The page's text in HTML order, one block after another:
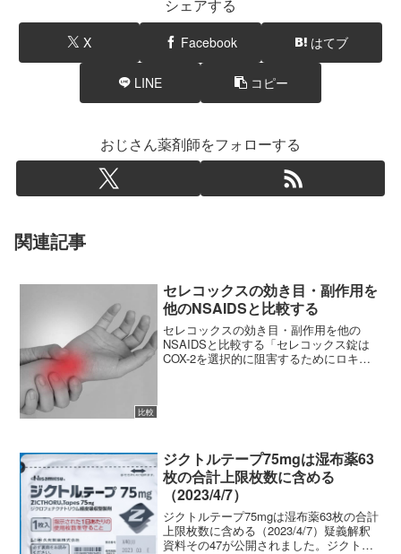
シェアする
X Facebook はてブ
LINE コピー
おじさん薬剤師をフォローする
関連記事
比較
セレコックスの効き目・副作用を
他のNSAIDSと比較する
セレコックスの効き目・副作用を他の
NSAIDSと比較する「セレコックス錠は
COX-2を選択的に阻害するためにロキソ
ジクトルテープ75mgは湿布薬63
枚の合計上限枚数に含める
（2023/4/7）
ジクトルテープ75mgは湿布薬63枚の合計
上限枚数に含める（2023/4/7）疑義解釈
資料その47が公開されました。ジクトル